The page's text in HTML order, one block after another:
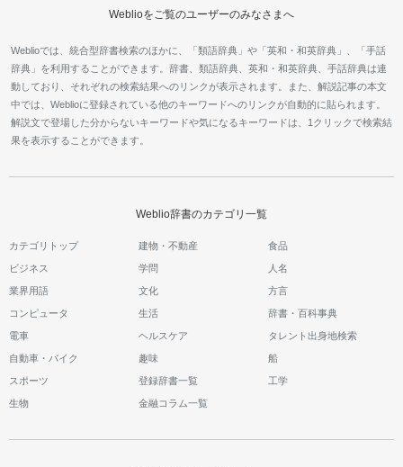
Weblioをご覧のユーザーのみなさまへ
Weblioでは、統合型辞書検索のほかに、「類語辞典」や「英和・和英辞典」、「手話
辞典」を利用することができます。辞書、類語辞典、英和・和英辞典、手話辞典は連
動しており、それぞれの検索結果へのリンクが表示されます。また、解説記事の本文
中では、Weblioに登録されている他のキーワードへのリンクが自動的に貼られます。
解説文で登場した分からないキーワードや気になるキーワードは、1クリックで検索結
果を表示することができます。
Weblio辞書のカテゴリ一覧
カテゴリトップ 建物・不動産 食品
ビジネス 学問 人名
業界用語 文化 方言
コンピュータ 生活 辞書・百科事典
電車 ヘルスケア タレント出身地検索
自動車・バイク 趣味 船
スポーツ 登録辞書一覧 工学
生物 金融コラム一覧